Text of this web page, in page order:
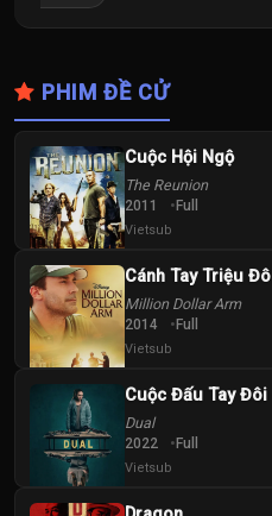
PHIM ĐỀ CỬ
Cuộc Hội Ngộ
The Reunion
2011 Full
Vietsub
Cánh Tay Triệu Đô
Million Dollar Arm
2014 Full
Vietsub
Cuộc Đấu Tay Đôi
Dual
2022 Full
Vietsub